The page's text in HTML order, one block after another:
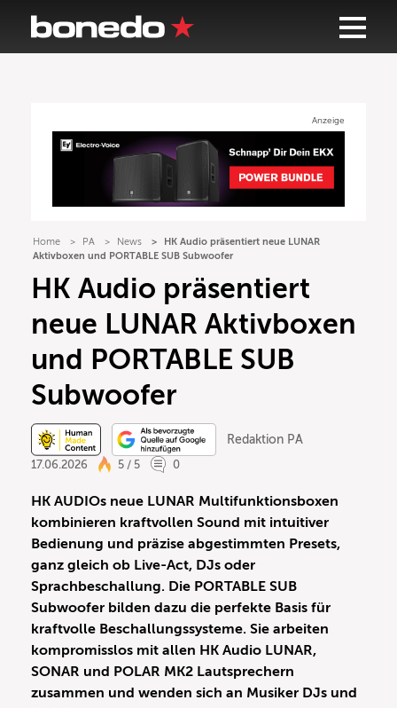
Anzeige
Home PA News
HK Audio präsentiert neue LUNAR
Aktivboxen und PORTABLE SUB Subwoofer
HK Audio präsentiert
neue LUNAR Aktivboxen
und PORTABLE SUB
Subwoofer
Redaktion PA
17.06.2026
5 / 5 0
HK AUDIOs neue LUNAR Multifunktionsboxen
kombinieren kraftvollen Sound mit intuitiver
Bedienung und präzise abgestimmten Presets,
ganz gleich ob Live-Act, DJs oder
Sprachbeschallung. Die PORTABLE SUB
Subwoofer bilden dazu die perfekte Basis für
kraftvolle Beschallungssysteme. Sie arbeiten
kompromisslos mit allen HK Audio LUNAR,
SONAR und POLAR MK2 Lautsprechern
zusammen und wenden sich an Musiker DJs und